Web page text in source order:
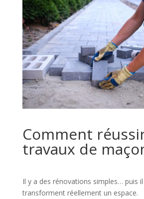
Comment
travaux de
Il y a des rénovations simples… puis
transforment réellement un espace.